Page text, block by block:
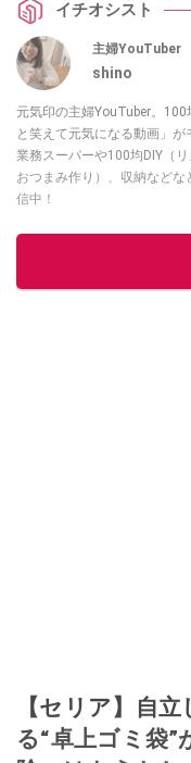
イチオシスト
主婦YouTuber
shino
元気印の主婦YouTuber。
と笑えて元気になる動画」が
業務スーパーや100均DIY（
おつまみ作り）、収納など
信中！
【セリア】自
る“卓上ゴミ袋